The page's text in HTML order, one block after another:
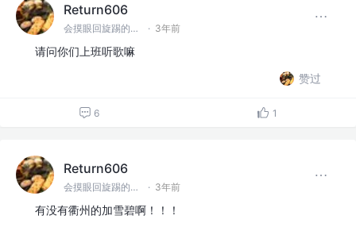
Return606
会摸眼回旋踢的前端一枚呀 · 3年前
请问你们上班听歌嘛
赞过
6 1
Return606
会摸眼回旋踢的前端一枚呀 · 3年前
有没有衢州的加雪碧啊！！！